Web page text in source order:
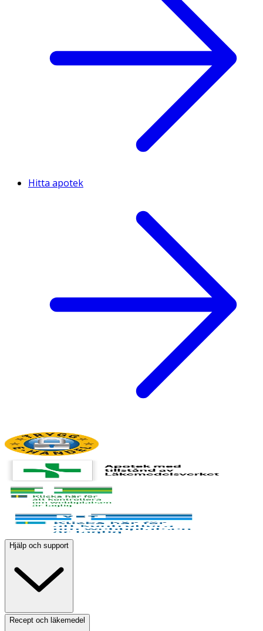
Hitta apotek
Hjälp och support
Recept och läkemedel